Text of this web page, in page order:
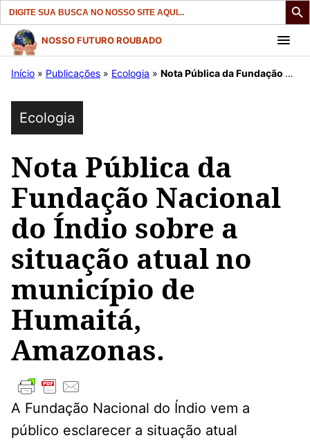
Search
for:
Pular
para
conteúdo
NOSSO FUTURO ROUBADO
Início » Publicações » Ecologia » Nota Pública da Fundação Nacional do Índio sobre a situação atual no município de Humaitá, Amazonas.
Ecologia
Nota Pública da
Fundação Nacional
do Índio sobre a
situação atual no
município de
Humaitá,
Amazonas.
A Fundação Nacional do Índio vem a
público esclarecer a situação atual